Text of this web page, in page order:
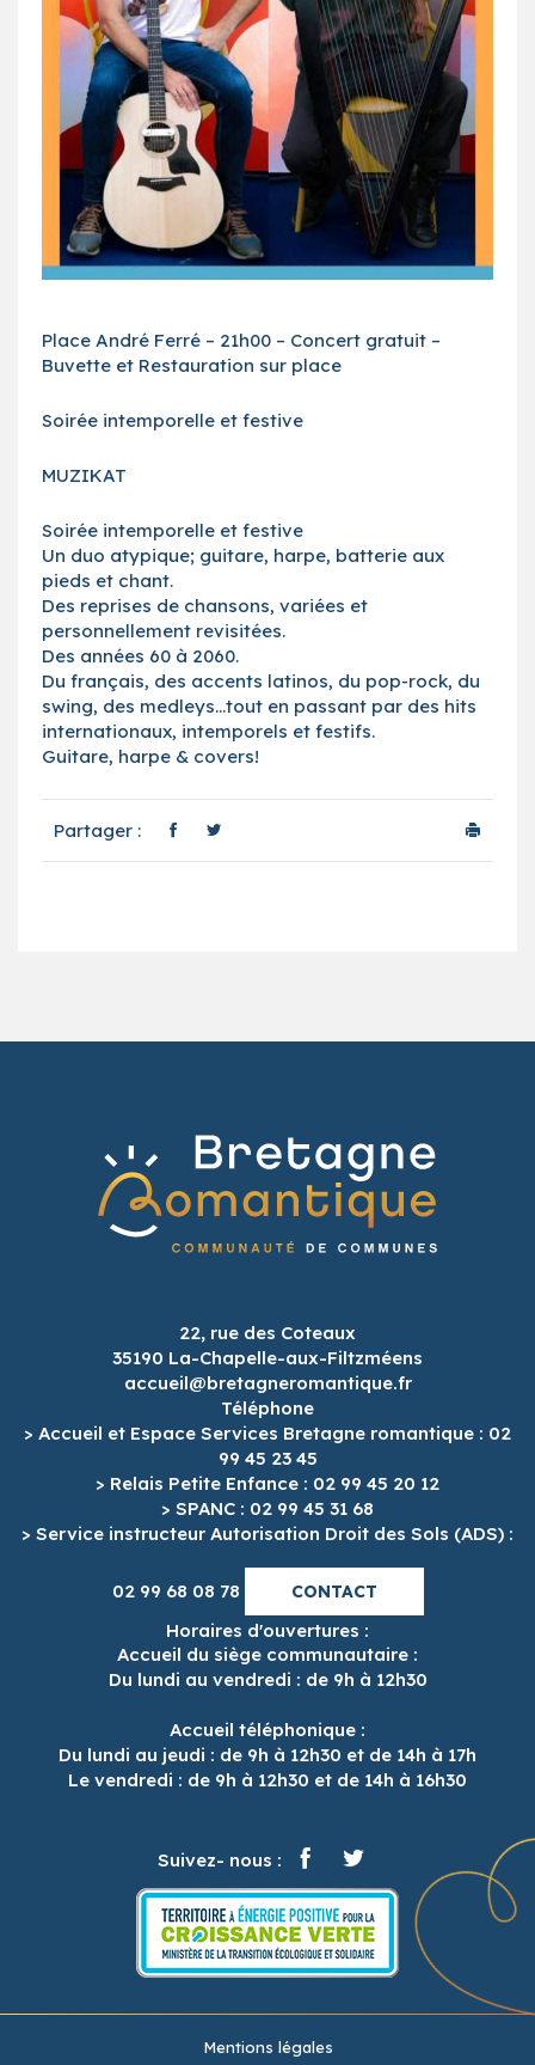
Place André Ferré – 21h00 – Concert gratuit –
Buvette et Restauration sur place
Soirée intemporelle et festive
MUZIKAT
Soirée intemporelle et festive
Un duo atypique; guitare, harpe, batterie aux
pieds et chant.
Des reprises de chansons, variées et
personnellement revisitées.
Des années 60 à 2060.
Du français, des accents latinos, du pop-rock, du
swing, des medleys…tout en passant par des hits
internationaux, intemporels et festifs.
Guitare, harpe & covers!
Partager :
22, rue des Coteaux
35190 La-Chapelle-aux-Filtzméens
accueil@bretagneromantique.fr
Téléphone
> Accueil et Espace Services Bretagne romantique : 02
99 45 23 45
> Relais Petite Enfance : 02 99 45 20 12
> SPANC : 02 99 45 31 68
> Service instructeur Autorisation Droit des Sols (ADS) :
02 99 68 08 78 CONTACT
Horaires d'ouvertures :
Accueil du siège communautaire :
Du lundi au vendredi : de 9h à 12h30
Accueil téléphonique :
Du lundi au jeudi : de 9h à 12h30 et de 14h à 17h
Le vendredi : de 9h à 12h30 et de 14h à 16h30
Suivez- nous :
Mentions légales